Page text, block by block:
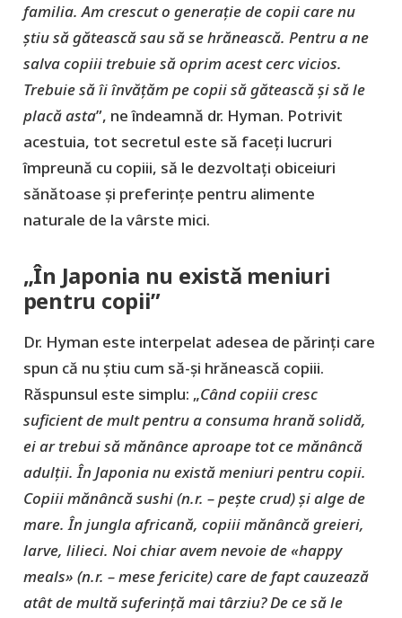
familia. Am crescut o generație de copii care nu
știu să gătească sau să se hrănească. Pentru a ne
salva copiii trebuie să oprim acest cerc vicios.
Trebuie să îi învățăm pe copii să gătească și să le
placă asta”, ne îndeamnă dr. Hyman. Potrivit
acestuia, tot secretul este să faceți lucruri
împreună cu copiii, să le dezvoltați obiceiuri
sănătoase și preferințe pentru alimente
naturale de la vârste mici.
„În Japonia nu există meniuri
pentru copii”
Dr. Hyman este interpelat adesea de părinți care
spun că nu știu cum să-și hrănească copiii.
Răspunsul este simplu: „Când copiii cresc
suficient de mult pentru a consuma hrană solidă,
ei ar trebui să mănânce aproape tot ce mănâncă
adulții. În Japonia nu există meniuri pentru copii.
Copiii mănâncă sushi (n.r. – pește crud) și alge de
mare. În jungla africană, copiii mănâncă greieri,
larve, lilieci. Noi chiar avem nevoie de «happy
meals» (n.r. – mese fericite) care de fapt cauzează
atât de multă suferință mai târziu? De ce să le